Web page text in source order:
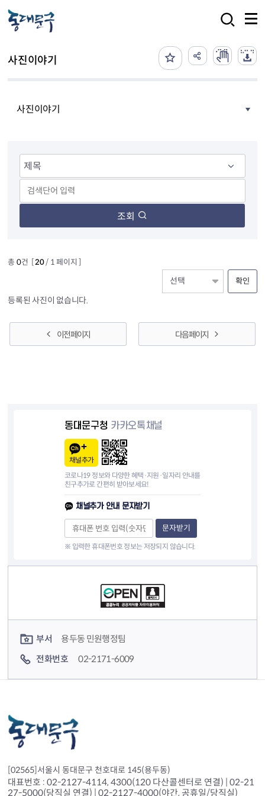
사진이야기
사진이야기
조회
총 0건 [20/ 1 페이지 ]
확인
등록된 사진이 없습니다.
이전 페이지 다음 페이지
동대문구청 카카오톡채널
채널추가
코로나19 정보와 다양한 혜택·지원·일자리 안내를
친구추가로 간편히 받아보세요!
채널추가 안내 문자받기
문자받기
※ 입력한 휴대폰번호 정보는 저장되지 않습니다.
부서
용두동 민원행정팀
전화번호
02-2171-6009
[02565]서울시 동대문구 천호대로 145(용두동)
대표번호 : 02-2127-4114, 4300(120 다산콜센터로 연결) | 02-21
27-5000(당직실 연결) | 02-2127-4000(야간, 공휴일/당직실)